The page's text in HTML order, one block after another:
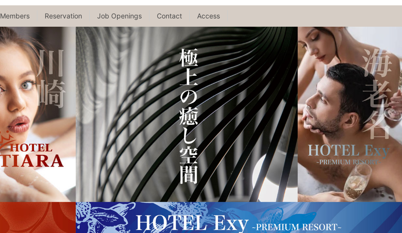
Members Reservation Job Openings Contact Access